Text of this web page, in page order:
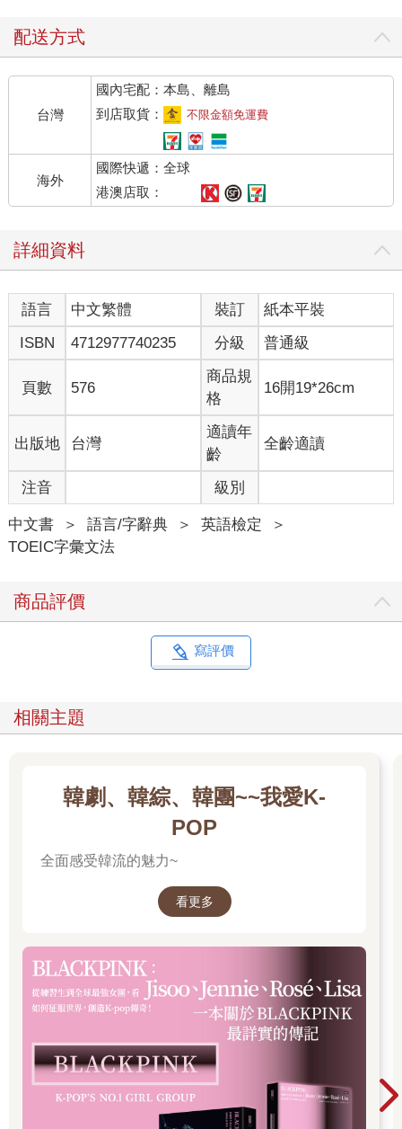
配送方式
台灣
國內宅配：本島、離島
到店取貨：
不限金額免運費
海外
國際快遞：全球
港澳店取：
詳細資料
語言 中文繁體 裝訂
紙本平裝
ISBN
4712977740235 分級 普通級
頁數 576
商品規
格
16開19*26cm
出版地 台灣
適讀年
齡
全齡適讀
注音 級別
中文書 ＞ 語言/字辭典 ＞ 英語檢定
＞
TOEIC字彙文法
商品評價
寫評價
相關主題
韓劇、韓綜、韓團~~我愛K-
POP
全面感受韓流的魅力~
看更多